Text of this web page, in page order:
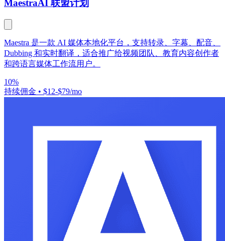
MaestraAI 联盟计划
Maestra 是一款 AI 媒体本地化平台，支持转录、字幕、配音、
Dubbing 和实时翻译，适合推广给视频团队、教育内容创作者
和跨语言媒体工作流用户。
10%
持续佣金 • $12-$79/mo